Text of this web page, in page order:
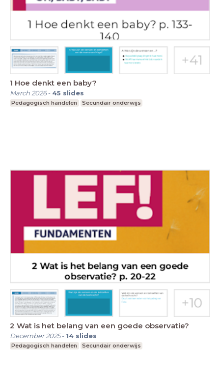
1 Hoe denkt een baby?
March 2026- 45 slides
Pedagogisch handelen Secundair onderwijs
2 Wat is het belang van een goede observatie?
December 2025- 14 slides
Pedagogisch handelen Secundair onderwijs